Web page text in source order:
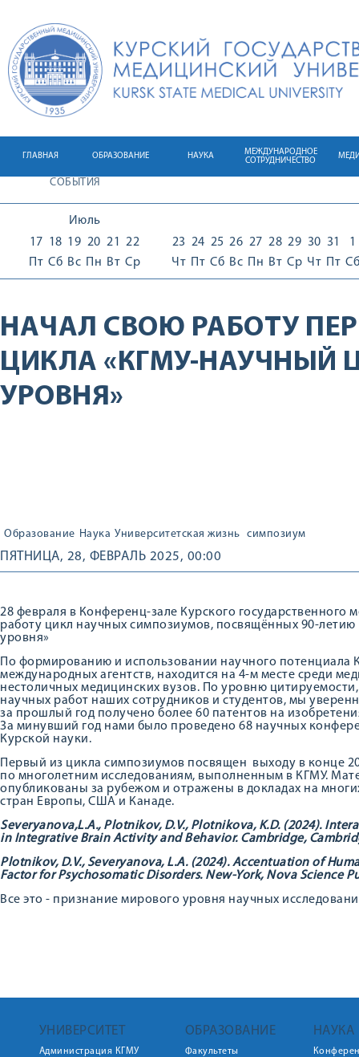
ГЛАВНАЯ ОБРАЗОВАНИЕ НАУКА
МЕЖДУНАРОДНОЕ
СОТРУДНИЧЕСТВО
СОБЫТИЯ
Июль
17
Пт
18
Сб
19
Вс
20
Пн
21
Вт
22
Ср
23
Чт
24
Пт
25
Сб
26
Вс
27
Пн
28
Вт
29
Ср
30
Чт
31
Пт
1
Сб
НАЧАЛ СВОЮ РАБОТУ
ЦИКЛА «КГМУ-НАУЧНЫЙ
УРОВНЯ»
Образование Наука Университетская жизнь симпозиум
ПЯТНИЦА, 28, ФЕВРАЛЬ 2025, 00:00
28 февраля в Конференц-зале Курского государственного
работу цикл научных симпозиумов, посвящённых 90-
уровня»
По формированию и использовании научного потенциала
международных агентств, находится на 4-м месте среди
нестоличных медицинских вузов. По уровню
научных работ наших сотрудников и студентов, мы
за прошлый год получено более 60 патентов на
За минувший год нами было проведено 68 научных
Курской науки.
Первый из цикла симпозиумов посвящен выходу в конце
по многолетним исследованиям, выполненным в КГМУ.
опубликованы за рубежом и отражены в докладах на
стран Европы, США и Канаде.
Severyanova,L.A., Plotnikov, D.V., Plotnikova, K.D. (2024).
in Integrative Brain Activity and Behavior. Cambridge,
Plotnikov, D.V., Severyanova, L.A. (2024). Accentuation of
Factor for Psychosomatic Disorders. New-York, Nova Science
Все это - признание мирового уровня научных
УНИВЕРСИТЕТ
Администрация КГМУ
ОБРАЗОВАНИЕ
Факультеты
НАУКА